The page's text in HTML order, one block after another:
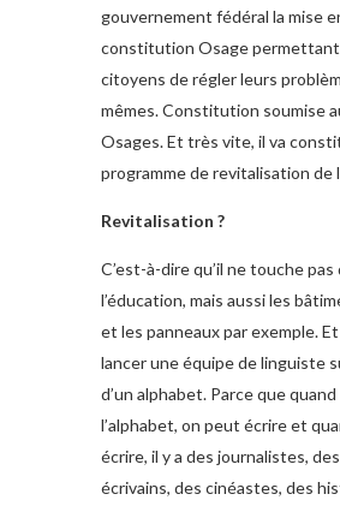
gouvernement fédéral la mise
constitution Osage
citoyens de régler leurs
mêmes. Constitution soumise
Osages. Et très vite, il va
programme de revitalisation de
Revitalisation ?
C’est-à-dire qu’il ne touche pas
l’éducation, mais aussi les
et les panneaux par exemple.
lancer une équipe de linguiste
d’un alphabet. Parce que quand
l’alphabet, on peut écrire et
écrire, il y a des journalistes,
écrivains, des cinéastes, des